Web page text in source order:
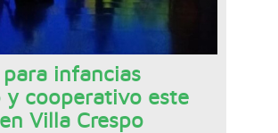
para infancias
cooperativo este
Villa Crespo